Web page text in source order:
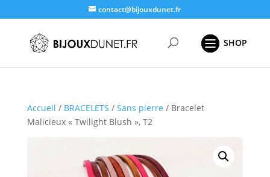
contact@bijouxdunet.fr
Accueil / BRACELETS / Sans pierre / Bracelet
Malicieux « Twilight Blush », T2